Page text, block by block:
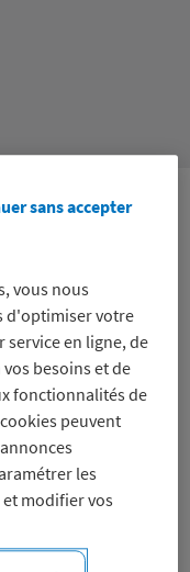
une aide
vous nous
d'optimiser votre
en ligne, de
besoins et de
fonctionnalités de
peuvent
les
et modifier vos
sans accepter